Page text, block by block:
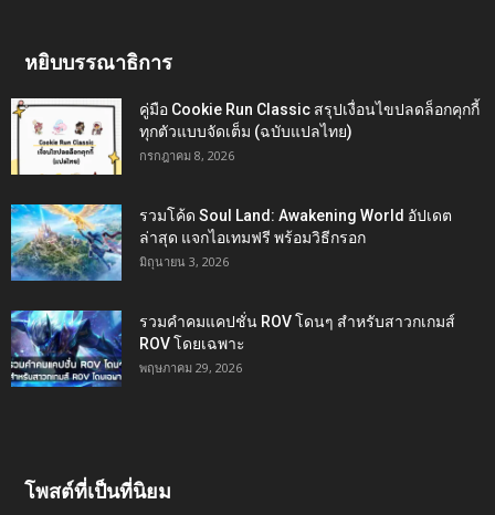
หยิบบรรณาธิการ
คู่มือ Cookie Run Classic สรุปเงื่อนไขปลดล็อกคุกกี้
ทุกตัวแบบจัดเต็ม (ฉบับแปลไทย)
กรกฎาคม 8, 2026
รวมโค้ด Soul Land: Awakening World อัปเดต
ล่าสุด แจกไอเทมฟรี พร้อมวิธีกรอก
มิถุนายน 3, 2026
รวมคำคมแคปชั่น ROV โดนๆ สำหรับสาวกเกมส์
ROV โดยเฉพาะ
พฤษภาคม 29, 2026
โพสต์ที่เป็นที่นิยม